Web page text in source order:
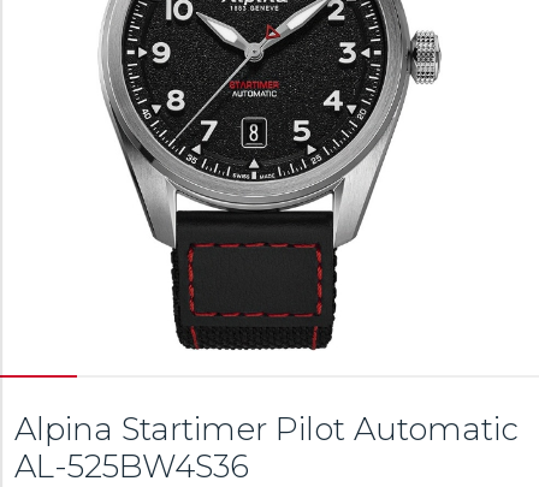
Alpina Startimer Pilot Automatic
AL-525BW4S36